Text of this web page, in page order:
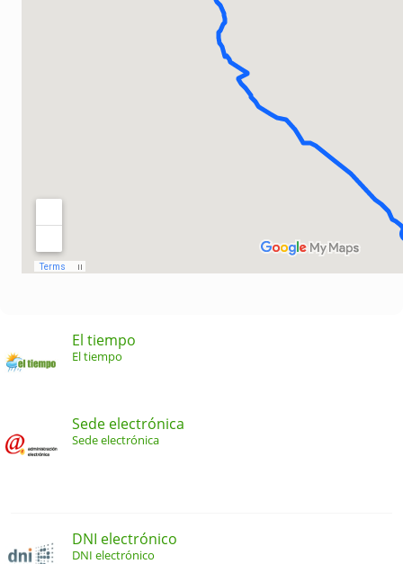
El tiempo
El tiempo
Sede electrónica
Sede electrónica
DNI electrónico
DNI electrónico